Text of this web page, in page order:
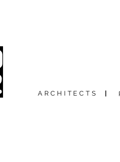
ARCHITECTS